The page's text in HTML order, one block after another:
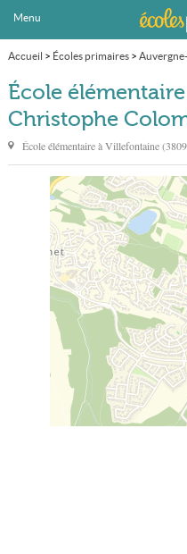
Menu
Accueil > Écoles primaires>
École élémentaire publique Christophe
École
Christophe
École élémentaire àVillefontaine(